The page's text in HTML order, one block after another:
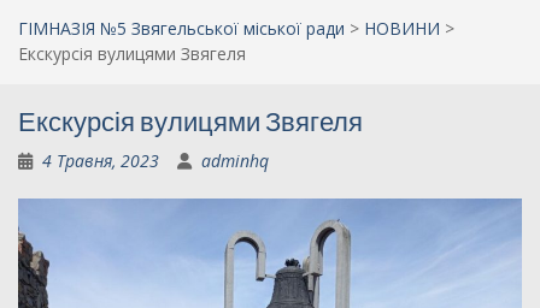
ГІМНАЗІЯ №5 Звягельської міської ради > НОВИНИ >
Екскурсія вулицями Звягеля
Екскурсія вулицями Звягеля
4 Травня, 2023 adminhq